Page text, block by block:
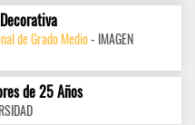
de Grado Medio- IMAGEN
de 25 Años